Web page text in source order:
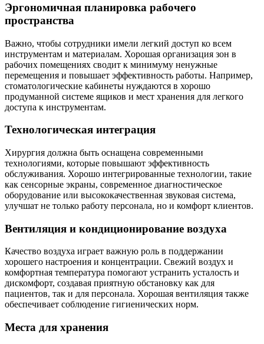
Эргономичная планировка рабочего
пространства
Важно, чтобы сотрудники имели легкий доступ ко всем
инструментам и материалам. Хорошая организация зон в
рабочих помещениях сводит к минимуму ненужные
перемещения и повышает эффективность работы. Например,
стоматологические кабинеты нуждаются в хорошо
продуманной системе ящиков и мест хранения для легкого
доступа к инструментам.
Технологическая интеграция
Хирургия должна быть оснащена современными
технологиями, которые повышают эффективность
обслуживания. Хорошо интегрированные технологии, такие
как сенсорные экраны, современное диагностическое
оборудование или высококачественная звуковая система,
улучшат не только работу персонала, но и комфорт клиентов.
Вентиляция и кондиционирование воздуха
Качество воздуха играет важную роль в поддержании
хорошего настроения и концентрации. Свежий воздух и
комфортная температура помогают устранить усталость и
дискомфорт, создавая приятную обстановку как для
пациентов, так и для персонала. Хорошая вентиляция также
обеспечивает соблюдение гигиенических норм.
Места для хранения